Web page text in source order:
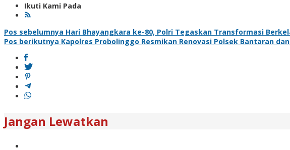
Ikuti Kami Pada
Navigasi
pos
Pos sebelumnya Hari Bhayangkara ke-80, Polri Tegaskan Transformasi
Pos berikutnya Kapolres Probolinggo Resmikan Renovasi Polsek Bantaran
Jangan Lewatkan